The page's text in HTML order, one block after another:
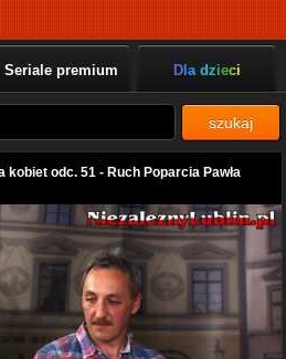
Seriale premium Dla dzieci
szukaj
odc. 51 - Ruch Poparcia Pawła